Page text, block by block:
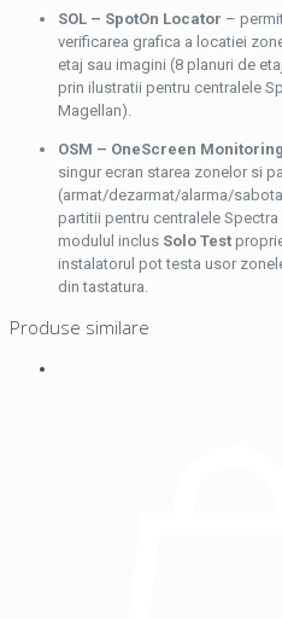
SOL – SpotOn Locator –
verificarea grafica a locatiei
etaj sau imagini (8 planuri de
prin ilustratii pentru centralele
Magellan).
OSM – OneScreen Monitoring
singur ecran starea zonelor si
(armat/dezarmat/alarma/
partitii pentru centralele Spectra
modulul inclus Solo Test
instalatorul pot testa usor
din tastatura.
Produse similare